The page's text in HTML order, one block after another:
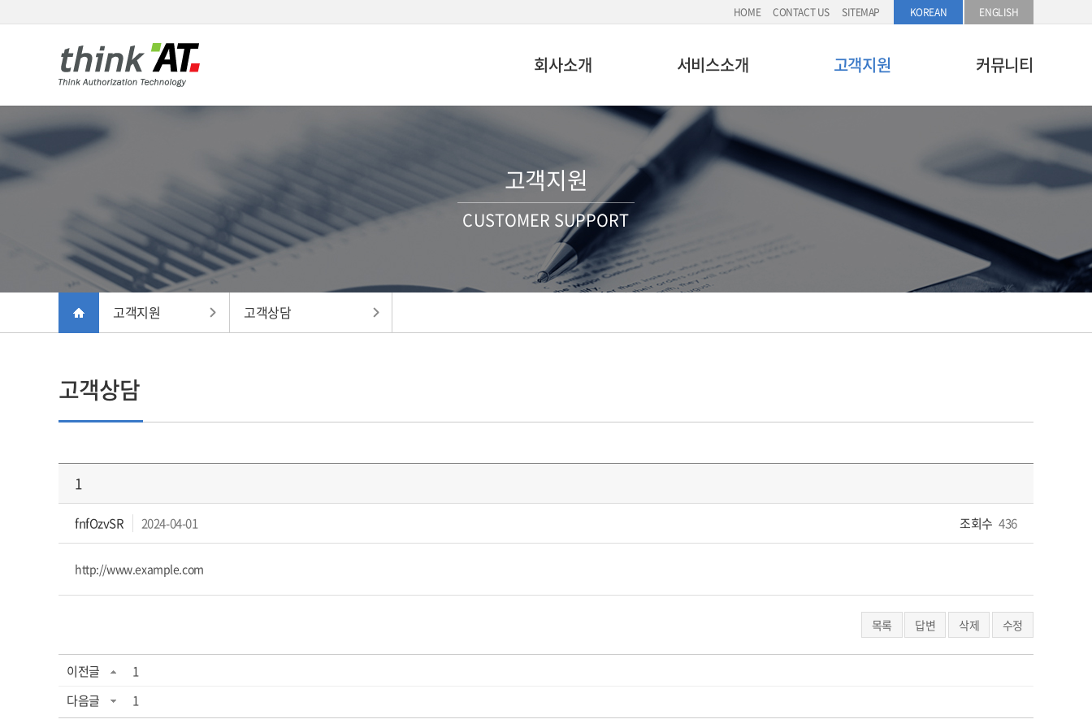
HOME CONTACT US SITEMAP KOREAN ENGLISH
회사소개 서비스소개 고객지원 커뮤니티
고객지원
CUSTOMER SUPPORT
고객지원 고객상담
고객상담
1
fnfOzvSR 2024-04-01 조회수 436
http://www.example.com
목록 답변 삭제 수정
이전글
1
다음글
1